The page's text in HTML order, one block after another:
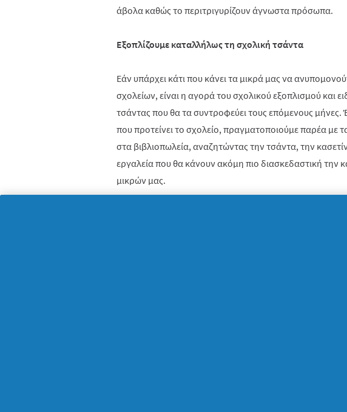
άβολα καθώς το περιτριγυρίζουν άγνωστα πρόσωπα.
Εξοπλίζουμε καταλλήλως τη σχολική τσάντα
Εάν υπάρχει κάτι που κάνει τα μικρά μας να
σχολείων, είναι η αγορά του σχολικού εξοπλισμού και
τσάντας που θα τα συντροφεύει τους επόμενους μήνες.
που προτείνει το σχολείο, πραγματοποιούμε παρέα με
στα βιβλιοπωλεία, αναζητώντας την τσάντα, την
εργαλεία που θα κάνουν ακόμη πιο διασκεδαστική την
μικρών μας.